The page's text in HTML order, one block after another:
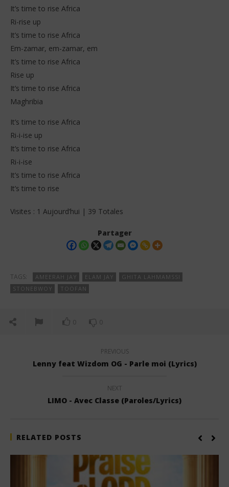
It’s time to rise Africa
Ri-rise up
It’s time to rise Africa
Em-zamar, em-zamar, em
It’s time to rise Africa
Rise up
It’s time to rise Africa
Maghribia
It’s time to rise Africa
Ri-i-ise up
It’s time to rise Africa
Ri-i-ise
It’s time to rise Africa
It’s time to rise
Visites : 1 Aujourd’hui | 39 Totales
Partager
TAGS: AMEERAH JAY ELAM JAY
GHITA LAHMAMSSI
STONEBWOY
TOOFAN
0 0
PREVIOUS
Lenny feat Wizdom OG - Parle moi (Lyrics)
NEXT
LIMO - Avec Classe (Paroles/Lyrics)
RELATED POSTS